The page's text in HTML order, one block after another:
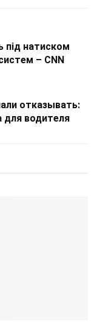
під натиском
– CNN
отказывать:
для водителя